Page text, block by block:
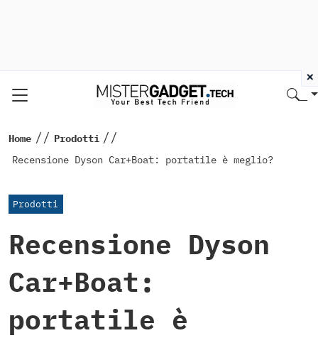
Home // Prodotti //
Recensione Dyson Car+Boat: portatile è meglio?
Prodotti
Recensione Dyson
Car+Boat:
portatile è
×